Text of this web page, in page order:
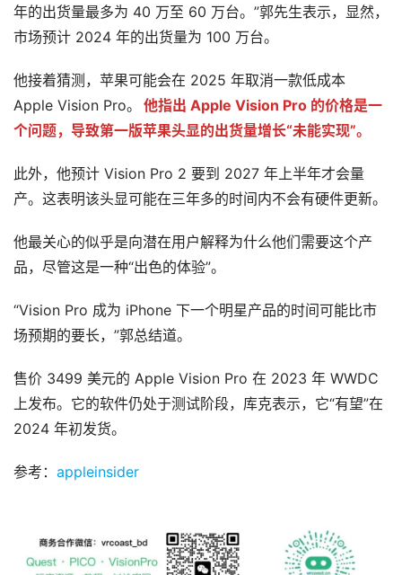
应
用
闻
V
设
备
名
点
源
下
载
V
社
年的出货量最多为 40 万至 60 万台。”郭先生表示，显然，
市场预计 2024 年的出货量为 100 万台。
他接着猜测，苹果可能会在 2025 年取消一款低成本
Apple Vision Pro。
他指出 Apple Vision Pro 的价格是一
个问题，导致第一版苹果头显的出货量增长“未能实现”。
此外，他预计 Vision Pro 2 要到 2027 年上半年才会量
产。这表明该头显可能在三年多的时间内不会有硬件更新。
他最关心的似乎是向潜在用户解释为什么他们需要这个产
品，尽管这是一种“出色的体验”。
“Vision Pro 成为 iPhone 下一个明星产品的时间可能比市
场预期的要长，”郭总结道。
售价 3499 美元的 Apple Vision Pro 在 2023 年 WWDC
上发布。它的软件仍处于测试阶段，库克表示，它“有望”在
2024 年初发货。
参考： appleinsider